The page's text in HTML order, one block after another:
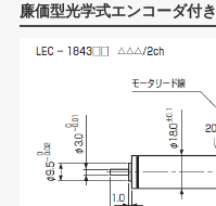
廉価型光学式エンコーダ付き